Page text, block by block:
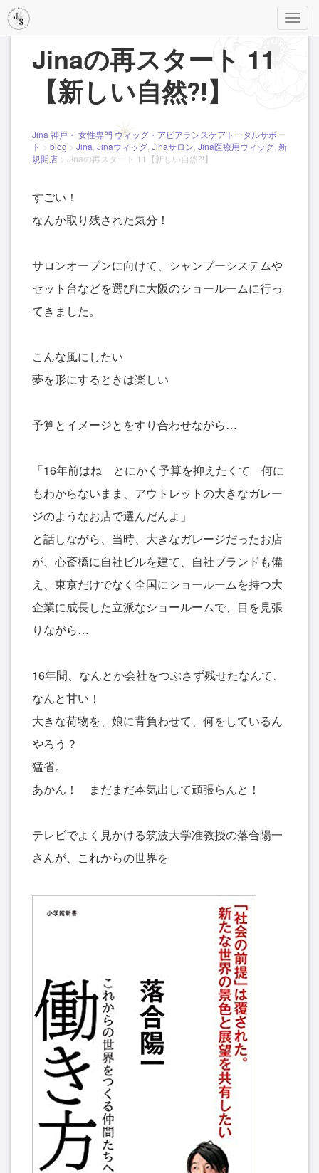
メ
ニ
Jinaの再スタート 11
【新しい自然⁈】
Jina 神戸・ 女性専門 ウィッグ・アピアランスケアトータルサポー
ト > blog > Jina Jinaウィッグ Jinaサロン Jina医療用ウィッグ 新
規開店 > Jinaの再スタート 11【新しい自然⁈】
すごい！
なんか取り残された気分！
サロンオープンに向けて、シャンプーシステムや
セット台などを選びに大阪のショールームに行っ
てきました。
こんな風にしたい
夢を形にするときは楽しい
予算とイメージとをすり合わせながら…
「16年前はね とにかく予算を抑えたくて 何に
もわからないまま、アウトレットの大きなガレー
ジのようなお店で選んだんよ」
と話しながら、当時、大きなガレージだったお店
が、心斎橋に自社ビルを建て、自社ブランドも備
え、東京だけでなく全国にショールームを持つ大
企業に成長した立派なショールームで、目を見張
りながら…
16年間、なんとか会社をつぶさず残せたなんて、
なんと甘い！
大きな荷物を、娘に背負わせて、何をしているん
やろう？
猛省。
あかん！ まだまだ本気出して頑張らんと！
テレビでよく見かける筑波大学准教授の落合陽一
さんが、これからの世界を